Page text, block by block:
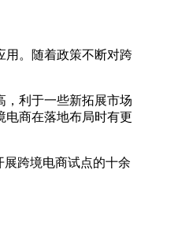
。随着政策不断对跨
利于一些新拓展市场
电商在落地布局时有更
跨境电商试点的十余